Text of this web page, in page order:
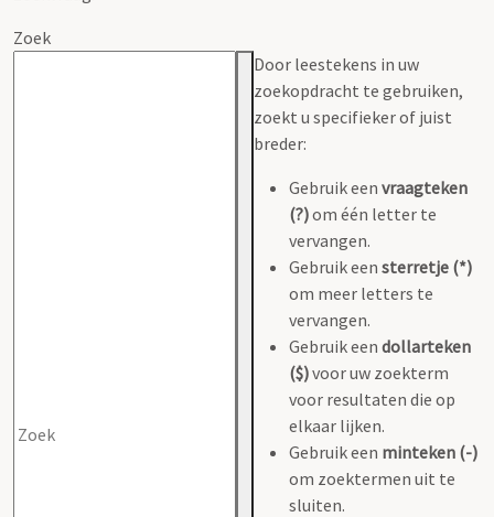
Zoek
Door leestekens in uw
zoekopdracht te gebruiken,
zoekt u specifieker of juist
breder:
Gebruik een vraagteken
(?)om één letter te
vervangen.
Gebruik een sterretje (*)
om meer letters te
vervangen.
Gebruik een dollarteken
($)voor uw zoekterm
voor resultaten die op
elkaar lijken.
Gebruik een minteken (-)
om zoektermen uit te
sluiten.